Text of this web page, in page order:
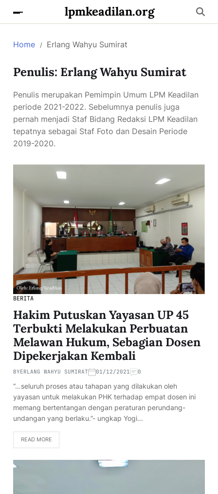
lpmkeadilan.org
Home Erlang Wahyu Sumirat
Penulis: Erlang Wahyu Sumirat
Penulis merupakan Pemimpin Umum LPM Keadilan
periode 2021-2022. Sebelumnya penulis juga
pernah menjadi Staf Bidang Redaksi LPM Keadilan
tepatnya sebagai Staf Foto dan Desain Periode
2019-2020.
BERITA
Hakim Putuskan Yayasan UP 45
Terbukti Melakukan Perbuatan
Melawan Hukum, Sebagian Dosen
Dipekerjakan Kembali
BYERLANG WAHYU SUMIRAT 01/12/2021 0
“…seluruh proses atau tahapan yang dilakukan oleh
yayasan untuk melakukan PHK terhadap empat dosen ini
memang bertentangan dengan peraturan perundang-
undangan yang berlaku.”- ungkap Yogi…
READ MORE